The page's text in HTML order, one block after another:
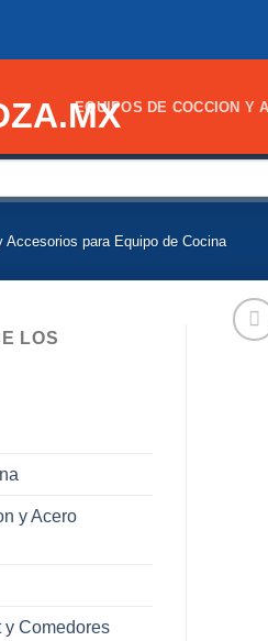
EQUIPOS DE COCCION Y
Accesorios para Equipo de Cocina
LOS
y Acero
y Comedores